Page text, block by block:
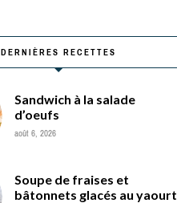
DERNIÈRES RECETTES
Sandwich à la salade
d’oeufs
août 6, 2026
Soupe de fraises et
bâtonnets glacés au yaourt